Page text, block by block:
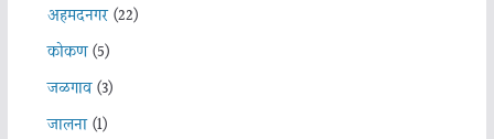
अहमदनगर(22)
कोकण(5)
जळगाव(3)
जालना(1)